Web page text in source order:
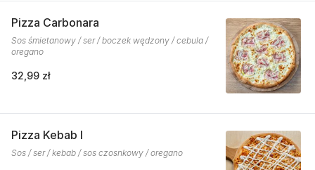
Pizza Carbonara
Sos śmietanowy / ser / boczek wędzony / cebula /
oregano
32,99 zł
Pizza Kebab I
Sos / ser / kebab / sos czosnkowy / oregano